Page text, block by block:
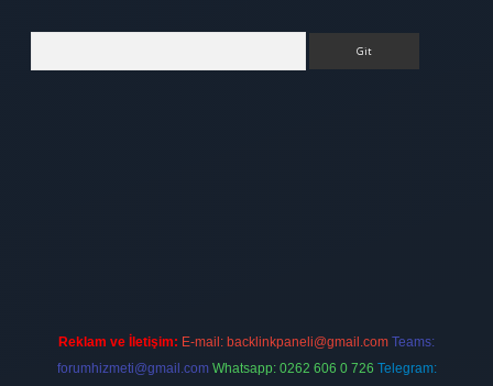
Reklam ve İletişim: E-mail: backlinkpaneli@gmail.com Teams:
forumhizmeti@gmail.com Whatsapp: 0262 606 0 726 Telegram: